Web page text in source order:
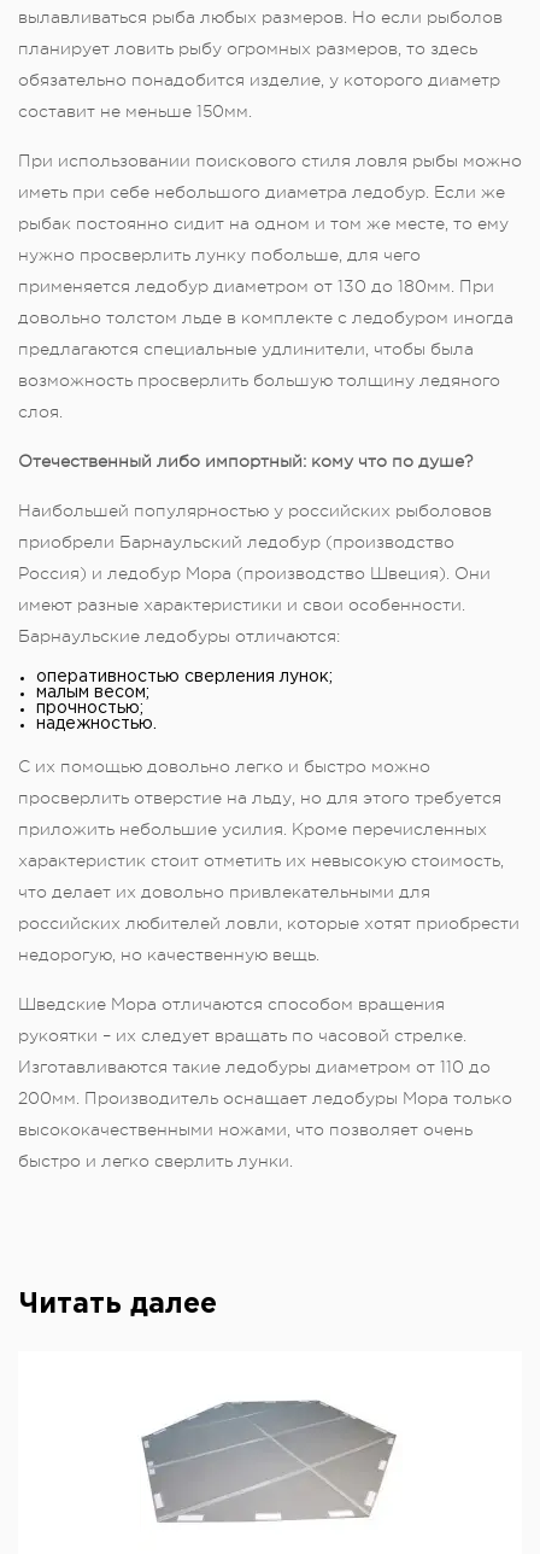
вылавливаться рыба любых размеров. Но если рыболов
планирует ловить рыбу огромных размеров, то здесь
обязательно понадобится изделие, у которого диаметр
составит не меньше 150мм.
При использовании поискового стиля ловля рыбы можно
иметь при себе небольшого диаметра ледобур. Если же
рыбак постоянно сидит на одном и том же месте, то ему
нужно просверлить лунку побольше, для чего
применяется ледобур диаметром от 130 до 180мм. При
довольно толстом льде в комплекте с ледобуром иногда
предлагаются специальные удлинители, чтобы была
возможность просверлить большую толщину ледяного
слоя.
Отечественный либо импортный: кому что по душе?
Наибольшей популярностью у российских рыболовов
приобрели Барнаульский ледобур (производство
Россия) и ледобур Мора (производство Швеция). Они
имеют разные характеристики и свои особенности.
Барнаульские ледобуры отличаются:
оперативностью сверления лунок;
малым весом;
прочностью;
надежностью.
С их помощью довольно легко и быстро можно
просверлить отверстие на льду, но для этого требуется
приложить небольшие усилия. Кроме перечисленных
характеристик стоит отметить их невысокую стоимость,
что делает их довольно привлекательными для
российских любителей ловли, которые хотят приобрести
недорогую, но качественную вещь.
Шведские Мора отличаются способом вращения
рукоятки – их следует вращать по часовой стрелке.
Изготавливаются такие ледобуры диаметром от 110 до
200мм. Производитель оснащает ледобуры Мора только
высококачественными ножами, что позволяет очень
быстро и легко сверлить лунки.
Читать далее